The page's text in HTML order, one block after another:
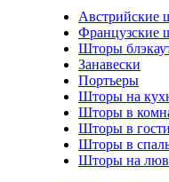
Австрийские
Французские
Шторы
Занавески
Портьеры
Шторы на
Шторы в
Шторы в
Шторы в
Шторы на